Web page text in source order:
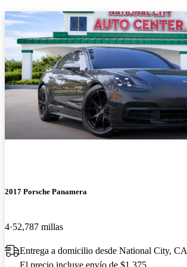
2017 Porsche Panamera
4 52,787 millas
Entrega a domicilio desde National City, CA